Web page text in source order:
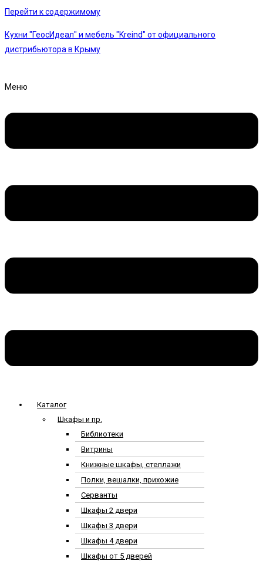
Перейти к содержимому
Кухни "ГеосИдеал" и мебель "Kreind" от официального
дистрибьютора в Крыму
Меню
Каталог
Шкафы и пр.
Библиотеки
Витрины
Книжные шкафы, стеллажи
Полки, вешалки, прихожие
Серванты
Шкафы 2 двери
Шкафы 3 двери
Шкафы 4 двери
Шкафы от 5 дверей